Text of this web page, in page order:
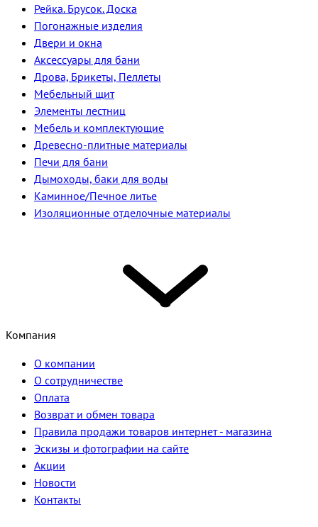
Рейка. Брусок. Доска
Погонажные изделия
Двери и окна
Аксессуары для бани
Дрова, Брикеты, Пеллеты
Мебельный щит
Элементы лестниц
Мебель и комплектующие
Древесно-плитные материалы
Печи для бани
Дымоходы, баки для воды
Каминное/Печное литье
Изоляционные отделочные материалы
Компания
О компании
О сотрудничестве
Оплата
Возврат и обмен товара
Правила продажи товаров интернет - магазина
Эскизы и фотографии на сайте
Акции
Новости
Контакты